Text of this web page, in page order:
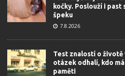
kočky. Poslouží i past
špeku
7.8.2026
Test znalostí o životě
otázek odhalí, kdo
paměti